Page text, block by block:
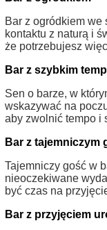
Bar z ogródkiem
kontaktu z naturą i
że potrzebujesz
Bar z szybkim
Sen o barze, w
wskazywać na
aby zwolnić tempo i
Bar z tajemniczym
Tajemniczy gość w
nieoczekiwane
być czas na
Bar z przyjęciem